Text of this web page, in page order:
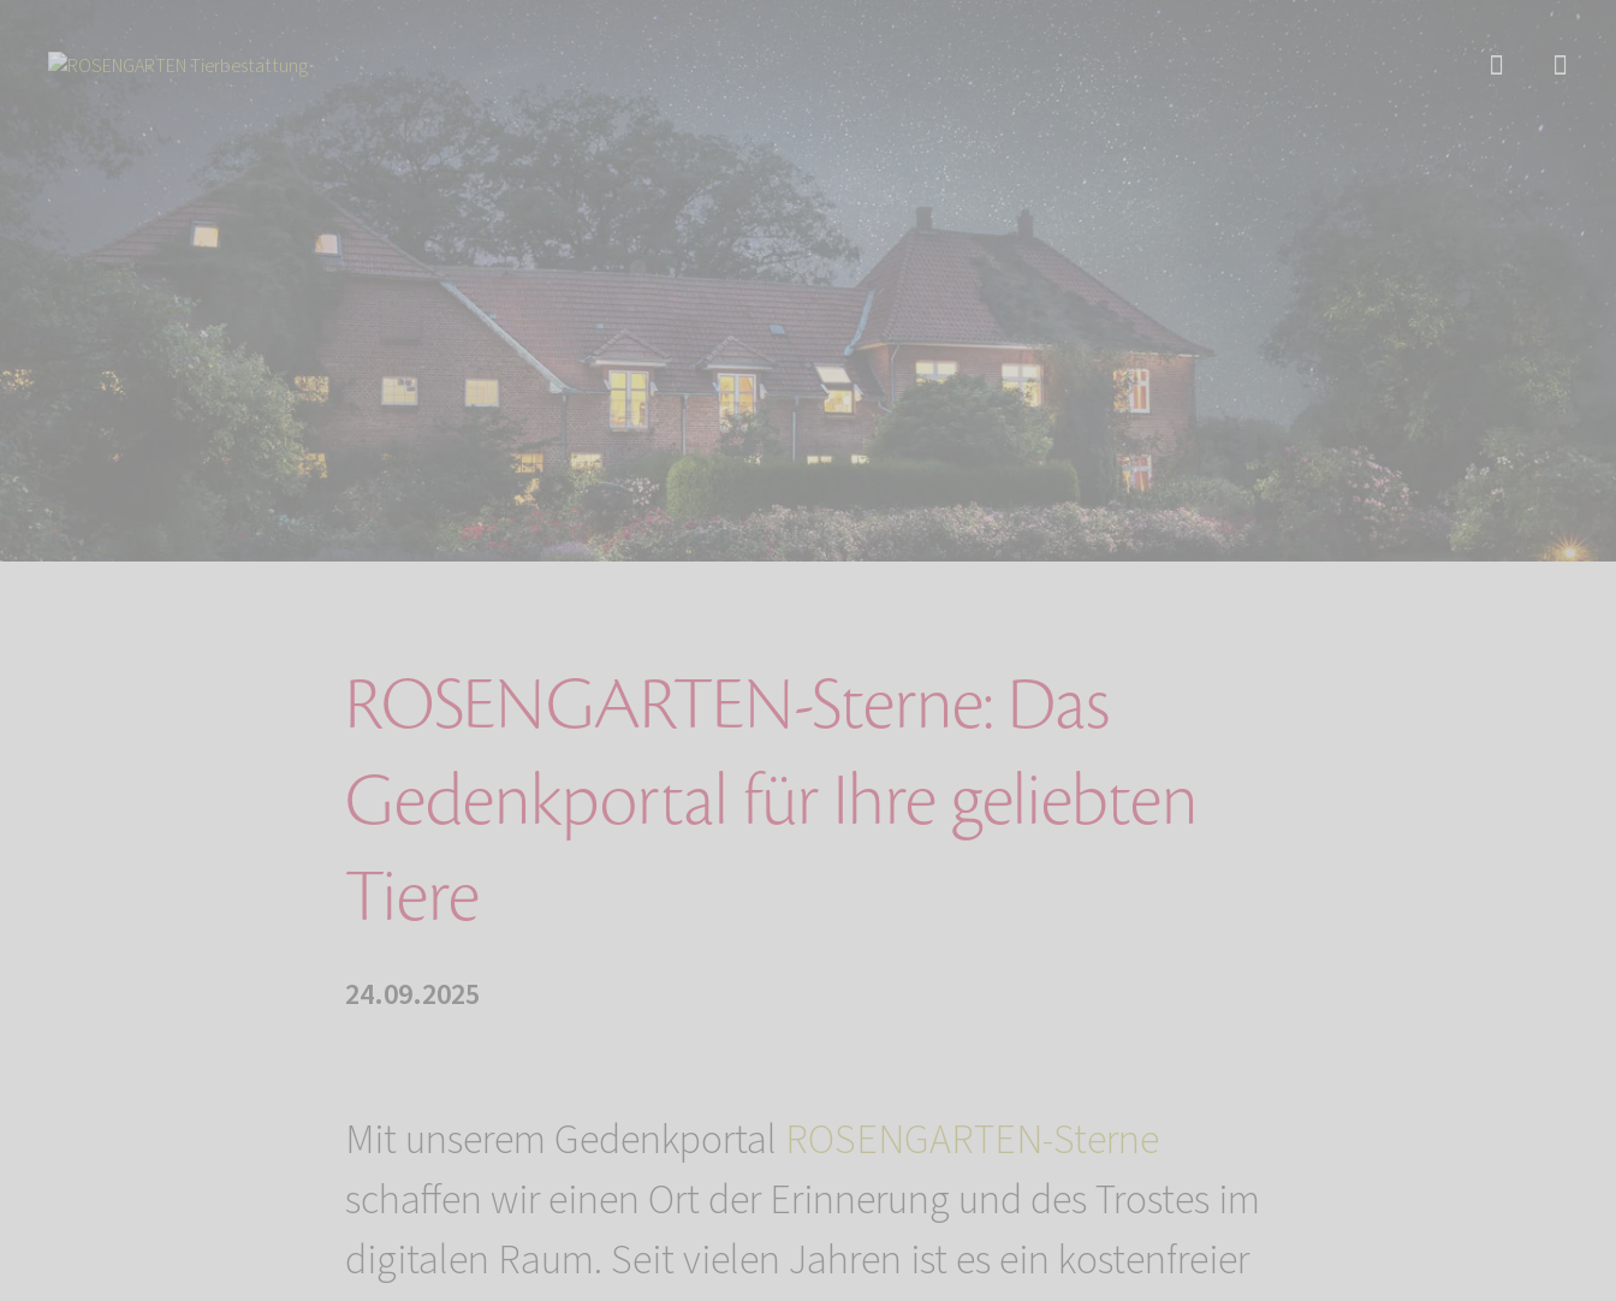
ROSENGARTEN-Sterne: Das Gedenkportal für Ihre geliebten Tiere
ROSENGARTEN-Sterne: Das
Gedenkportal für Ihre geliebten
Tiere
24.09.2025
Mit unserem Gedenkportal ROSENGARTEN-Sterne
schaffen wir einen Ort der Erinnerung und des Trostes im
digitalen Raum. Seit vielen Jahren ist es ein kostenfreier